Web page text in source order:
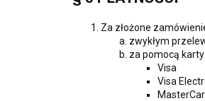
Za złożone
zwykłym
za pomocą karty
Visa
Visa